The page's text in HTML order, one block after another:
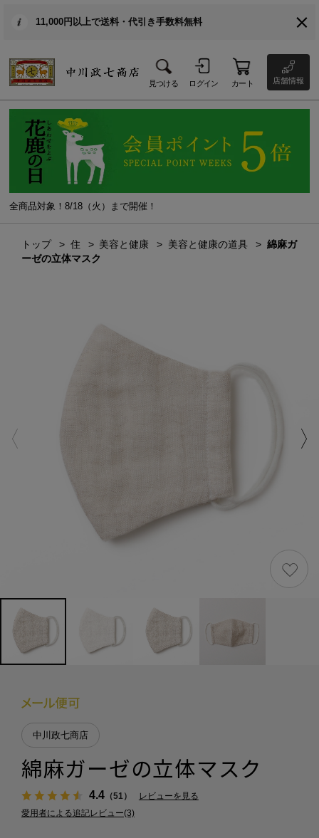
11,000円以上で送料・代引き手数料無料
見つける ログイン カート 店舗情報
全商品対象！8/18（火）まで開催！
トップ 住 美容と健康 美容と健康の道具
綿麻ガ
ーゼの立体マスク
中川政七商店
綿麻ガーゼの立体マスク
4.4（51）
レビューを見る
愛用者による追記レビュー(3)